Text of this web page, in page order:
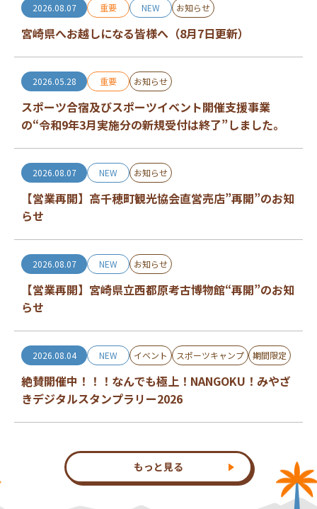
2026.08.07 重要 NEW お知らせ
宮崎県へお越しになる皆様へ（8月7日更新）
2026.05.28 重要 お知らせ
スポーツ合宿及びスポーツイベント開催支援事業
の“令和9年3月実施分の新規受付は終了”しました。
2026.08.07 NEW お知らせ
【営業再開】高千穂町観光協会直営売店”再開”のお知
らせ
2026.08.07 NEW お知らせ
【営業再開】宮崎県立西都原考古博物館“再開”のお知
らせ
2026.08.04 NEW イベント スポーツキャンプ 期間限定
絶賛開催中！！！なんでも極上！NANGOKU！みやざ
きデジタルスタンプラリー2026
もっと見る